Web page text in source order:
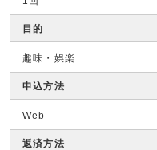
目的
趣味・娯楽
申込方法
Web
返済方法